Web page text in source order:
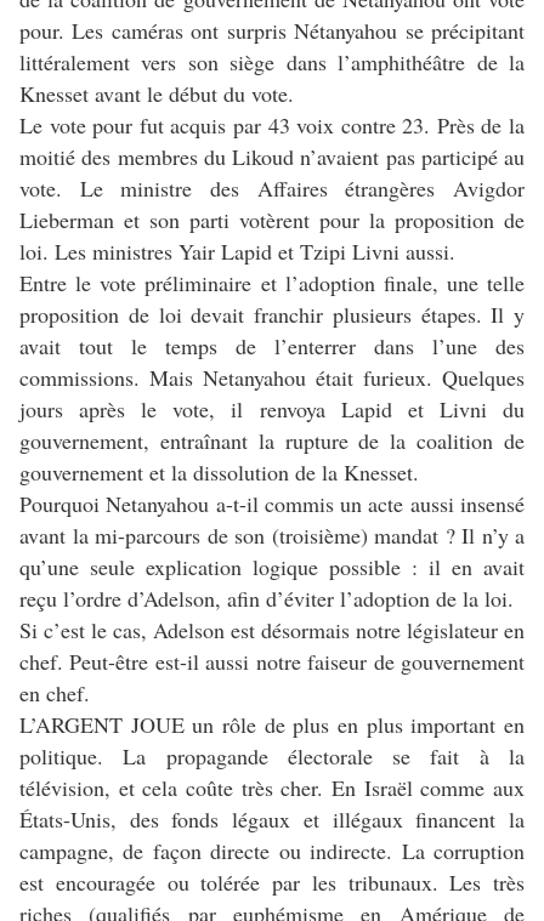
pour. Les caméras ont surpris Nétanyahou se précipitant
littéralement vers son siège dans l’amphithéâtre de la
Knesset avant le début du vote.
Le vote pour fut acquis par 43 voix contre 23. Près de la
moitié des membres du Likoud n’avaient pas participé au
vote. Le ministre des Affaires étrangères Avigdor
Lieberman et son parti votèrent pour la proposition de
loi. Les ministres Yair Lapid et Tzipi Livni aussi.
Entre le vote préliminaire et l’adoption finale, une telle
proposition de loi devait franchir plusieurs étapes. Il y
avait tout le temps de l’enterrer dans l’une des
commissions. Mais Netanyahou était furieux. Quelques
jours après le vote, il renvoya Lapid et Livni du
gouvernement, entraînant la rupture de la coalition de
gouvernement et la dissolution de la Knesset.
Pourquoi Netanyahou a-t-il commis un acte aussi insensé
avant la mi-parcours de son (troisième) mandat ? Il n’y a
qu’une seule explication logique possible : il en avait
reçu l’ordre d’Adelson, afin d’éviter l’adoption de la loi.
Si c’est le cas, Adelson est désormais notre législateur en
chef. Peut-être est-il aussi notre faiseur de gouvernement
en chef.
L’ARGENT JOUE un rôle de plus en plus important en
politique. La propagande électorale se fait à la
télévision, et cela coûte très cher. En Israël comme aux
États-Unis, des fonds légaux et illégaux financent la
campagne, de façon directe ou indirecte. La corruption
est encouragée ou tolérée par les tribunaux. Les très
riches (qualifiés par euphémisme en Amérique de